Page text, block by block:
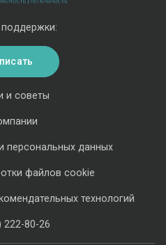
и советы
персональных данных
файлов cookie
технологий
222-80-26